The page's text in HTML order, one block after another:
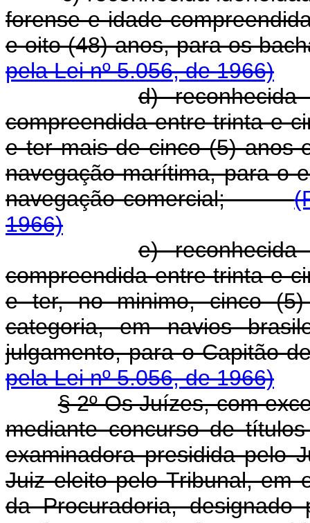
forense e idade
e oito (48) anos, para os
pela Lei nº 5.056, de 1966)
d)
compreendida entre trinta e
e ter mais de cinco (5) anos
navegação marítima, para o
navegação comercial;
1966)
e)
compreendida entre trinta e
e ter, no minimo, cinco
categoria, em navios
julgamento, para o
pela Lei nº 5.056, de 1966)
§ 2º Os Juízes, com
mediante concurso de
examinadora presidida pelo
Juiz eleito pelo Tribunal, em
da Procuradoria,